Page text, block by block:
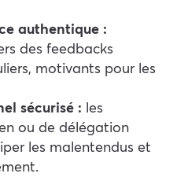
authentique :
des feedbacks
motivants pour les
sécurisé : les
ou de délégation
les malentendus et